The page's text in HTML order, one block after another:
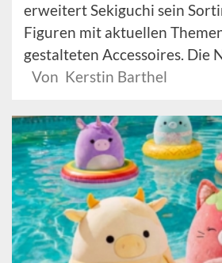
erweitert Sekiguchi sein
Figuren mit aktuellen
gestalteten Accessoires. Die
Von Kerstin Barthel